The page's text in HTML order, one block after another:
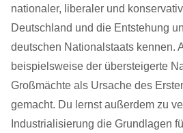
nationaler, liberaler und
Deutschland und die Entstehung
deutschen Nationalstaats kennen.
beispielsweise der übersteigerte
Großmächte als Ursache des
gemacht. Du lernst außerdem zu
Industrialisierung die Grundlagen